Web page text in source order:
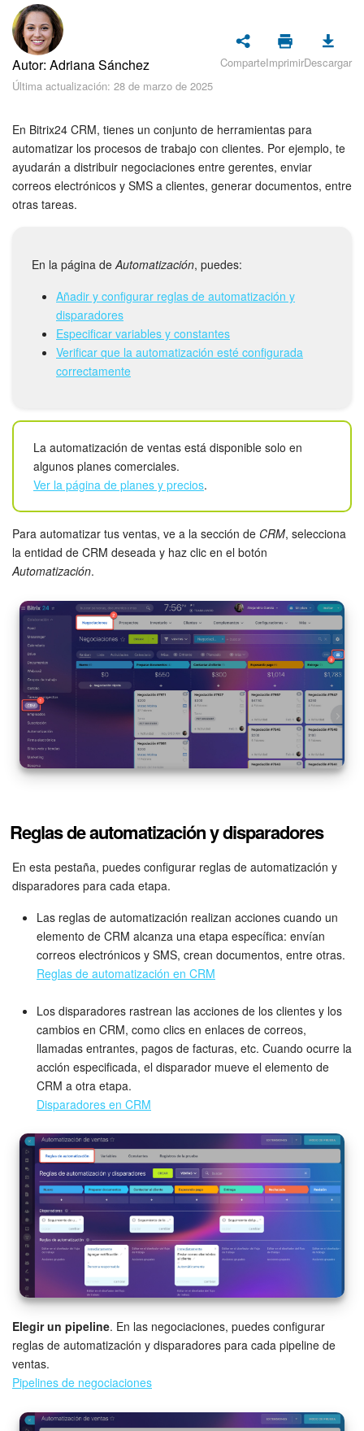
Seguridad
Planes y pagos
Cómo empezar
Feed
Messenger
Collabs
Webmail
Grupos de trabajo
Proyectos con IA
CoPilot - IA en Bitrix24
Reserva
Contact center
Sales center
CRM Analytics
Bitrix24 Market
Tienda Online
CRM + Online store
Tienda CRM
Empleados
Base de conocimientos
Firma electrónica
Firma electrónica para RR. HH.
Flujos de trabajo
Marketing
Gestión del inventario
Telefonía
Widget del empleado
Autor: Adriana Sánchez
Última actualización: 28 de marzo de 2025
ComparteImprimirDescargar
En Bitrix24 CRM, tienes un conjunto de herramientas para
automatizar los procesos de trabajo con clientes. Por ejemplo, te
ayudarán a distribuir negociaciones entre gerentes, enviar
correos electrónicos y SMS a clientes, generar documentos, entre
otras tareas.
En la página deAutomatización, puedes:
Añadir y configurar reglas de automatización y
disparadores
Especificar variables y constantes
Verificar que la automatización esté configurada
correctamente
La automatización de ventas está disponible solo en
algunos planes comerciales.
Ver la página de planes y precios.
Para automatizar tus ventas, ve a la sección de CRM, selecciona
la entidad de CRM deseada y haz clic en el botón
Automatización.
Reglas de automatización y disparadores
En esta pestaña, puedes configurar reglas de automatización y
disparadores para cada etapa.
Las reglas de automatización realizan acciones cuando un
elemento de CRM alcanza una etapa específica: envían
correos electrónicos y SMS, crean documentos, entre otras.
Reglas de automatización en CRM
Los disparadores rastrean las acciones de los clientes y los
cambios en CRM, como clics en enlaces de correos,
llamadas entrantes, pagos de facturas, etc. Cuando ocurre la
acción especificada, el disparador mueve el elemento de
CRM a otra etapa.
Disparadores en CRM
Elegir un pipeline. En las negociaciones, puedes configurar
reglas de automatización y disparadores para cada pipeline de
ventas.
Pipelines de negociaciones